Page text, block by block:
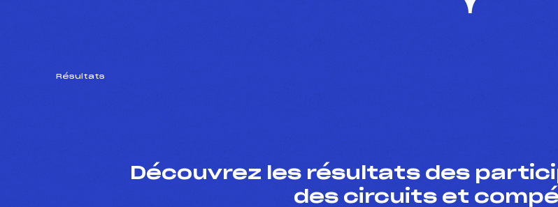
Résultats
Découvrez les résultats des
des circuits et